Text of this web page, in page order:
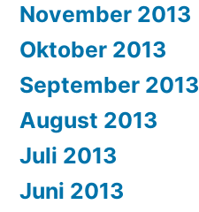
November 2013
Oktober 2013
September 2013
August 2013
Juli 2013
Juni 2013